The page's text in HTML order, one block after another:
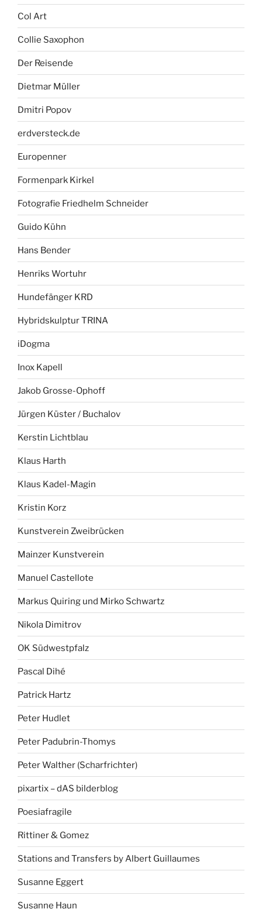
Col Art
Collie Saxophon
Der Reisende
Dietmar Müller
Dmitri Popov
erdversteck.de
Europenner
Formenpark Kirkel
Fotografie Friedhelm Schneider
Guido Kühn
Hans Bender
Henriks Wortuhr
Hundefänger KRD
Hybridskulptur TRINA
iDogma
Inox Kapell
Jakob Grosse-Ophoff
Jürgen Küster / Buchalov
Kerstin Lichtblau
Klaus Harth
Klaus Kadel-Magin
Kristin Korz
Kunstverein Zweibrücken
Mainzer Kunstverein
Manuel Castellote
Markus Quiring und Mirko Schwartz
Nikola Dimitrov
OK Südwestpfalz
Pascal Dihé
Patrick Hartz
Peter Hudlet
Peter Padubrin-Thomys
Peter Walther (Scharfrichter)
pixartix – dAS bilderblog
Poesiafragile
Rittiner & Gomez
Stations and Transfers by Albert Guillaumes
Susanne Eggert
Susanne Haun